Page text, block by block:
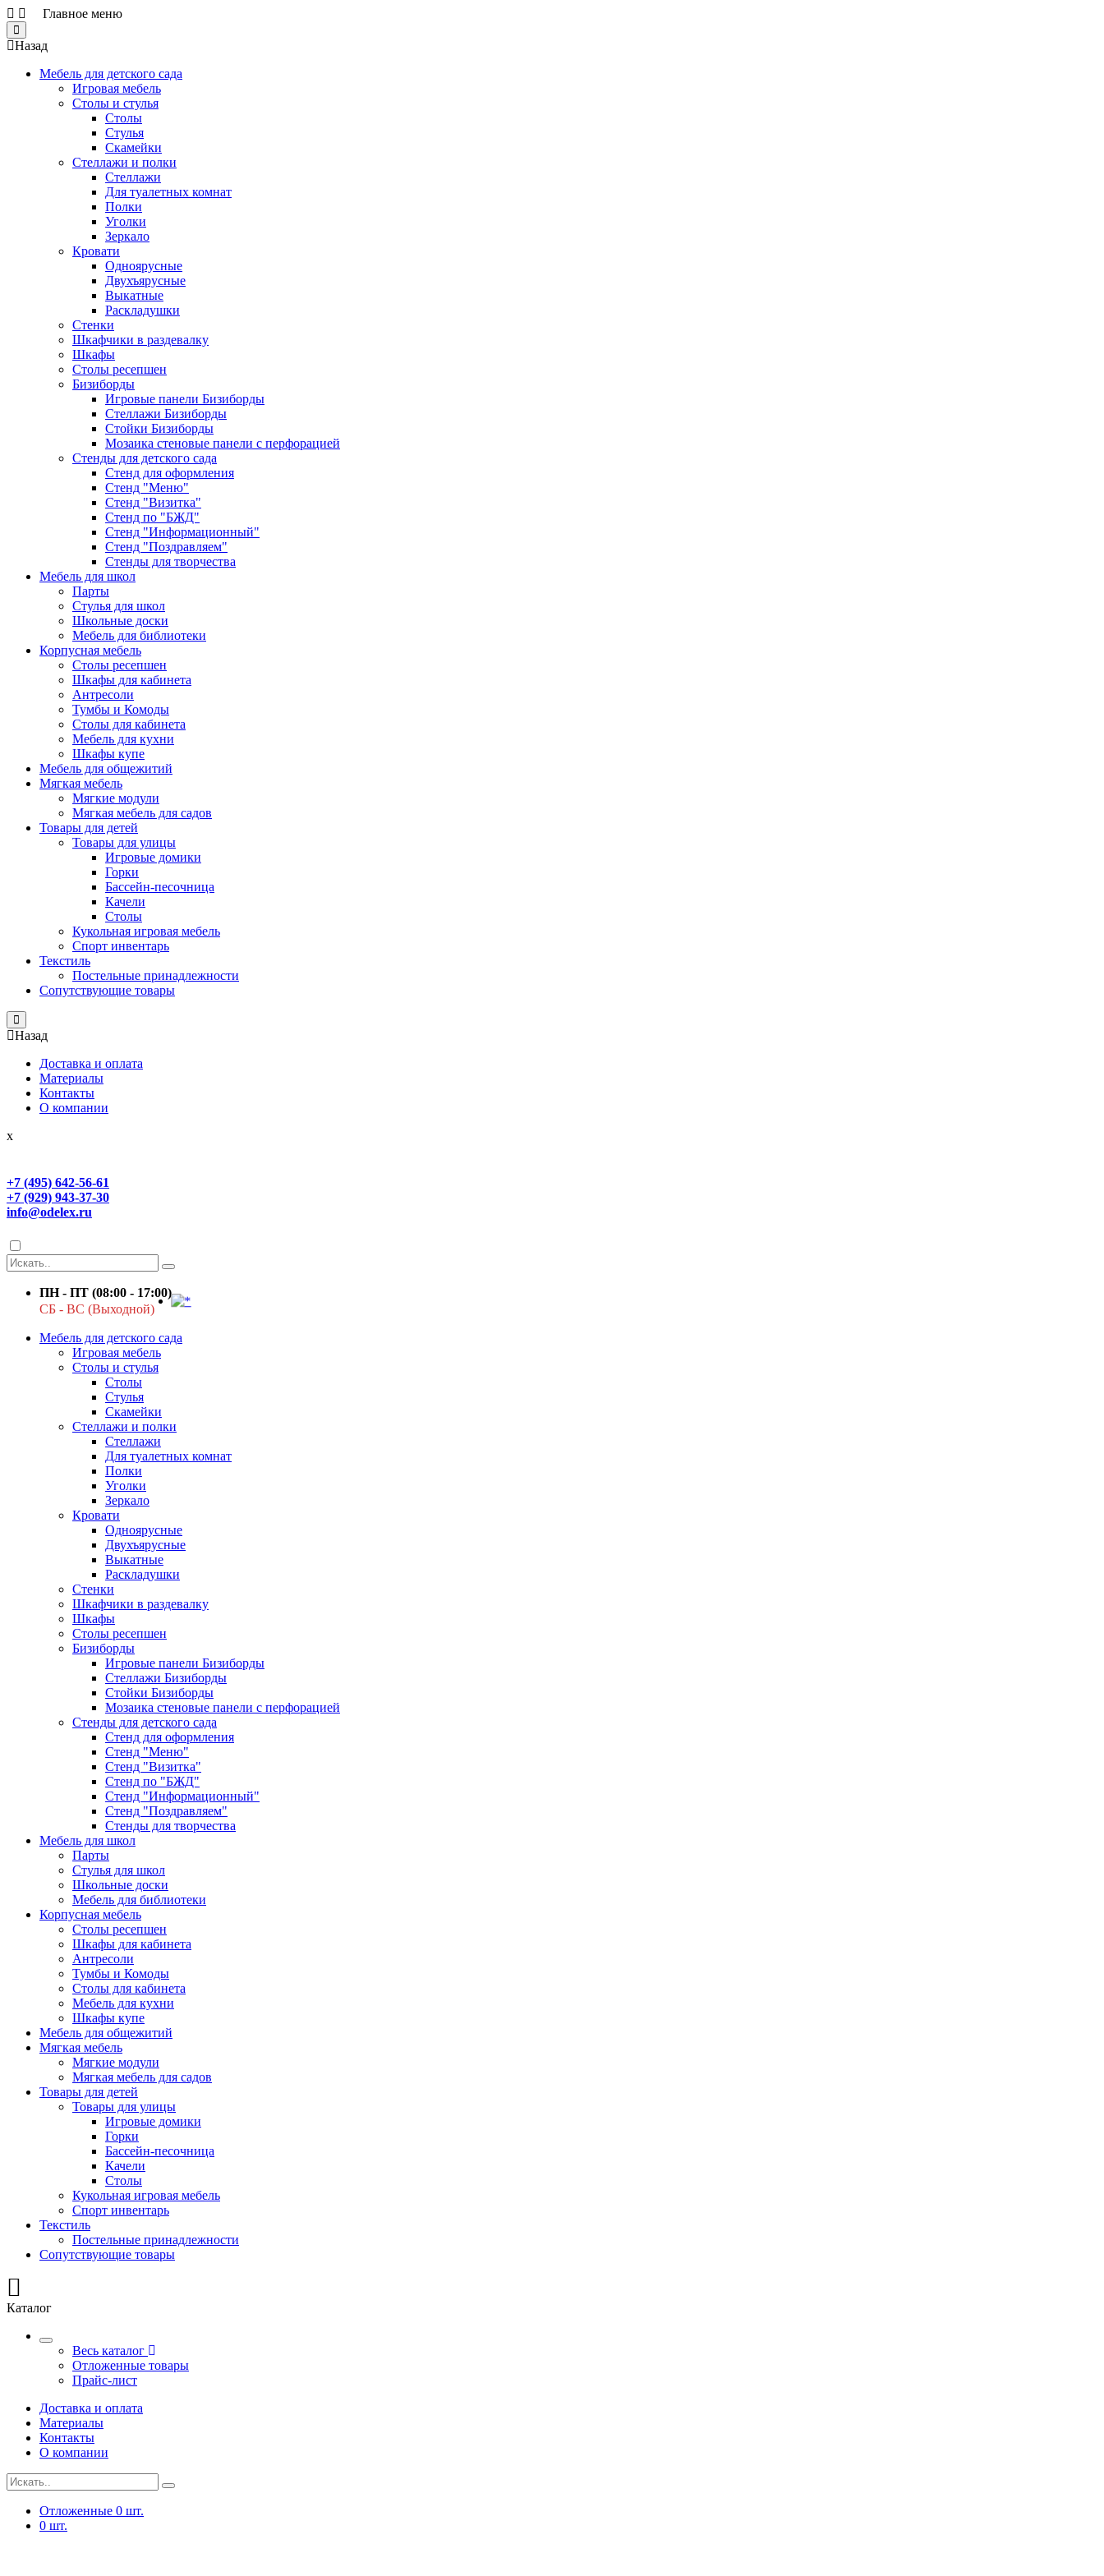
Главное меню
Close
Назад
Мебель для детского сада
Игровая мебель
Столы и стулья
Столы
Стулья
Скамейки
Стеллажи и полки
Стеллажи
Для туалетных комнат
Полки
Уголки
Зеркало
Кровати
Одноярусные
Двухъярусные
Выкатные
Раскладушки
Стенки
Шкафчики в раздевалку
Шкафы
Столы ресепшен
Бизиборды
Игровые панели Бизиборды
Стеллажи Бизиборды
Стойки Бизиборды
Мозаика стеновые панели с перфорацией
Стенды для детского сада
Стенд для оформления
Стенд "Меню"
Стенд "Визитка"
Стенд по "БЖД"
Стенд "Информационный"
Стенд "Поздравляем"
Стенды для творчества
Мебель для школ
Парты
Стулья для школ
Школьные доски
Мебель для библиотеки
Корпусная мебель
Столы ресепшен
Шкафы для кабинета
Антресоли
Тумбы и Комоды
Столы для кабинета
Мебель для кухни
Шкафы купе
Мебель для общежитий
Мягкая мебель
Мягкие модули
Мягкая мебель для садов
Товары для детей
Товары для улицы
Игровые домики
Горки
Бассейн-песочница
Качели
Столы
Кукольная игровая мебель
Спорт инвентарь
Текстиль
Постельные принадлежности
Сопутствующие товары
Close
Назад
Доставка и оплата
Материалы
Контакты
О компании
x
+7 (495) 642-56-61
+7 (929) 943-37-30
info@odelex.ru
ПН - ПТ (08:00 - 17:00)
СБ - ВС (Выходной)
Мебель для детского сада
Игровая мебель
Столы и стулья
Столы
Стулья
Скамейки
Стеллажи и полки
Стеллажи
Для туалетных комнат
Полки
Уголки
Зеркало
Кровати
Одноярусные
Двухъярусные
Выкатные
Раскладушки
Стенки
Шкафчики в раздевалку
Шкафы
Столы ресепшен
Бизиборды
Игровые панели Бизиборды
Стеллажи Бизиборды
Стойки Бизиборды
Мозаика стеновые панели с перфорацией
Стенды для детского сада
Стенд для оформления
Стенд "Меню"
Стенд "Визитка"
Стенд по "БЖД"
Стенд "Информационный"
Стенд "Поздравляем"
Стенды для творчества
Мебель для школ
Парты
Стулья для школ
Школьные доски
Мебель для библиотеки
Корпусная мебель
Столы ресепшен
Шкафы для кабинета
Антресоли
Тумбы и Комоды
Столы для кабинета
Мебель для кухни
Шкафы купе
Мебель для общежитий
Мягкая мебель
Мягкие модули
Мягкая мебель для садов
Товары для детей
Товары для улицы
Игровые домики
Горки
Бассейн-песочница
Качели
Столы
Кукольная игровая мебель
Спорт инвентарь
Текстиль
Постельные принадлежности
Сопутствующие товары
Каталог
Весь каталог
Отложенные товары
Прайс-лист
Доставка и оплата
Материалы
Контакты
О компании
Отложенные 0 шт.
0 шт.